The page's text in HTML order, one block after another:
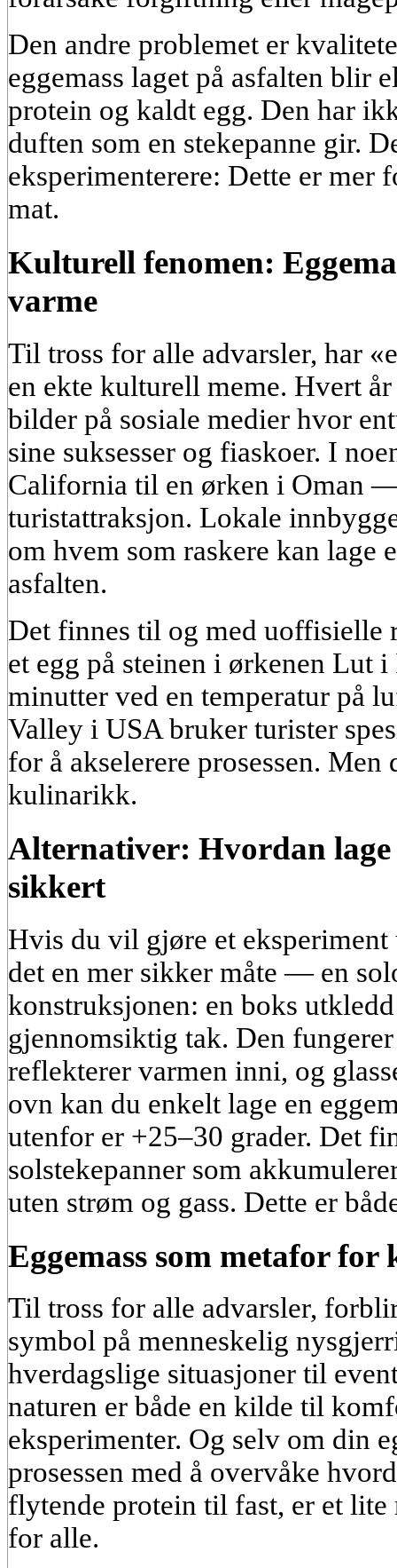
Den andre problemet er
eggemass laget på asfalten blir
protein og kaldt egg. Den har
duften som en stekepanne gir.
eksperimenterere: Dette er mer
mat.
Kulturell fenomen:
varme
Til tross for alle advarsler, har
en ekte kulturell meme. Hvert
bilder på sosiale medier hvor
sine suksesser og fiaskoer. I
California til en ørken i Oman
turistattraksjon. Lokale
om hvem som raskere kan lage
asfalten.
Det finnes til og med uoffisielle
et egg på steinen i ørkenen Lut
minutter ved en temperatur på
Valley i USA bruker turister
for å akselerere prosessen.
kulinarikk.
Alternativer: Hvordan lage
sikkert
Hvis du vil gjøre et eksperiment
det en mer sikker måte — en
konstruksjonen: en boks
gjennomsiktig tak. Den
reflekterer varmen inni, og
ovn kan du enkelt lage en
utenfor er +25–30 grader. Det
solstekepanner som
uten strøm og gass. Dette er
Eggemass som metafor for
Til tross for alle advarsler,
symbol på menneskelig
hverdagslige situasjoner til
naturen er både en kilde til
eksperimenter. Og selv om din
prosessen med å overvåke
flytende protein til fast, er et
for alle.